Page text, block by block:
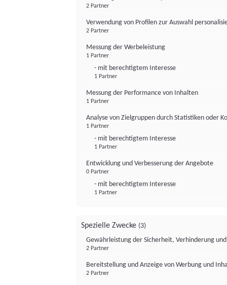
2 Partner
Verwendung von Profilen zur Auswahl
2 Partner
Messung der Werbeleistung
1 Partner
- mit berechtigtem Interesse
1 Partner
Messung der Performance von Inhalten
1 Partner
Analyse von Zielgruppen durch Statistiken oder
1 Partner
- mit berechtigtem Interesse
1 Partner
Entwicklung und Verbesserung der Angebote
0 Partner
- mit berechtigtem Interesse
1 Partner
Spezielle Zwecke (3)
Gewährleistung der Sicherheit, Verhinderung
2 Partner
Bereitstellung und Anzeige von Werbung und
2 Partner